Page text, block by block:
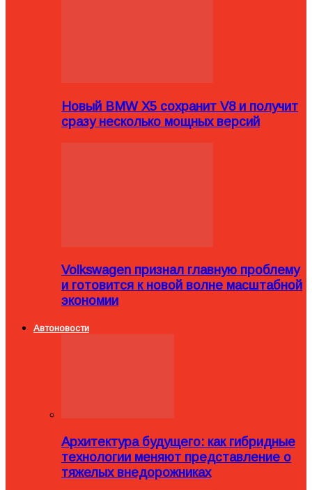
Новый BMW X5 сохранит V8 и получит
сразу несколько мощных версий
Volkswagen признал главную проблему
и готовится к новой волне масштабной
экономии
Автоновости
Архитектура будущего: как гибридные
технологии меняют представление о
тяжелых внедорожниках